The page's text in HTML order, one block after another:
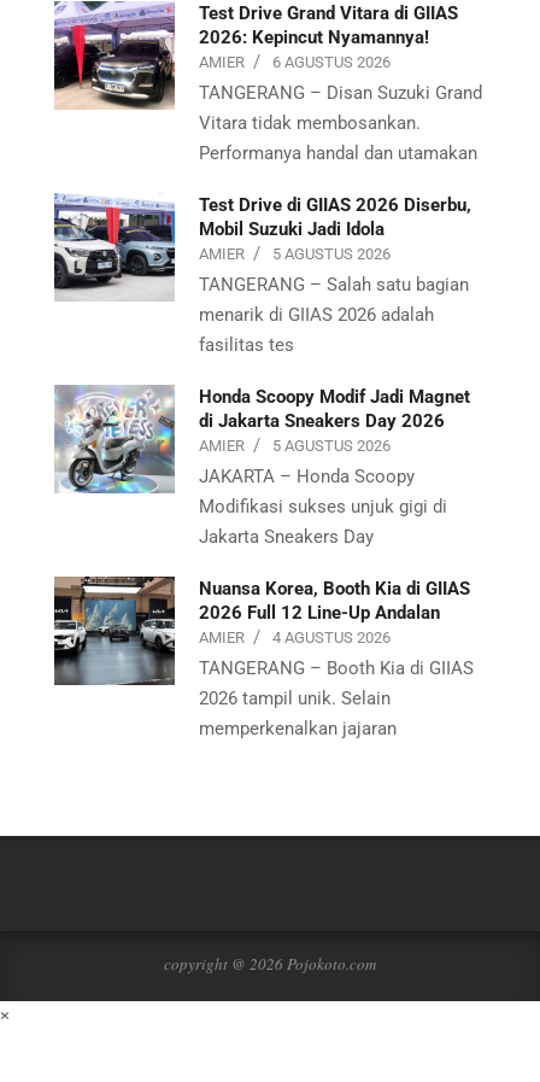
Test Drive Grand Vitara di GIIAS
2026: Kepincut Nyamannya!
AMIER 6 AGUSTUS 2026
TANGERANG – Disan Suzuki Grand
Vitara tidak membosankan.
Performanya handal dan utamakan
Test Drive di GIIAS 2026 Diserbu,
Mobil Suzuki Jadi Idola
AMIER 5 AGUSTUS 2026
TANGERANG – Salah satu bagian
menarik di GIIAS 2026 adalah
fasilitas tes
Honda Scoopy Modif Jadi Magnet
di Jakarta Sneakers Day 2026
AMIER 5 AGUSTUS 2026
JAKARTA – Honda Scoopy
Modifikasi sukses unjuk gigi di
Jakarta Sneakers Day
Nuansa Korea, Booth Kia di GIIAS
2026 Full 12 Line-Up Andalan
AMIER 4 AGUSTUS 2026
TANGERANG – Booth Kia di GIIAS
2026 tampil unik. Selain
memperkenalkan jajaran
copyright @ 2026 Pojokoto.com
×